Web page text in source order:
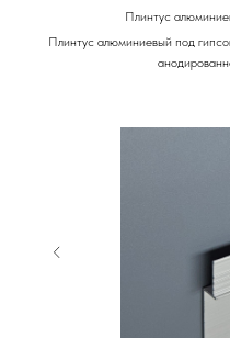
Плинтус
Плинтус алюминиевый под